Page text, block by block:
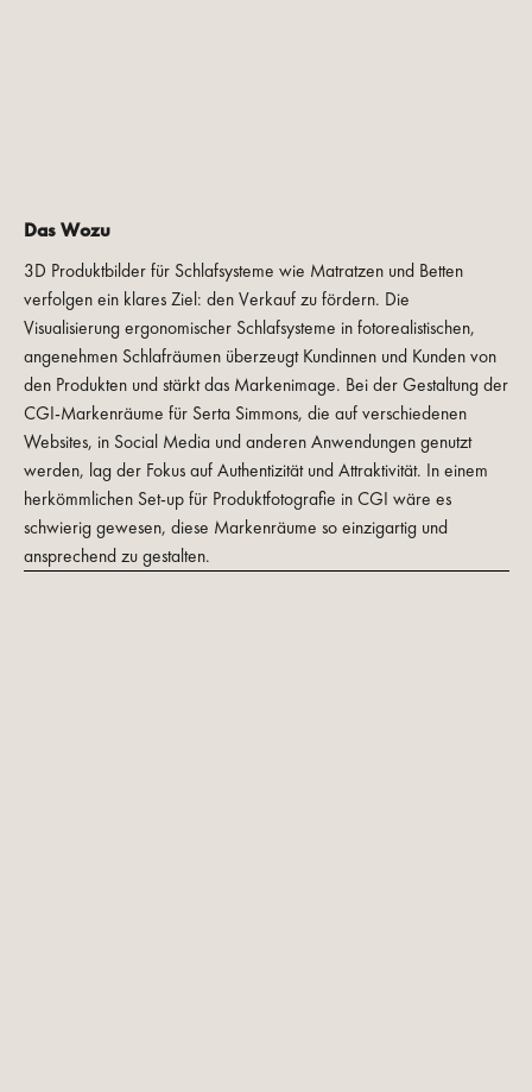
Das Wozu
3D Produktbilder für Schlafsysteme wie Matratzen und Betten
verfolgen ein klares Ziel: den Verkauf zu fördern. Die
Visualisierung ergonomischer Schlafsysteme in fotorealistischen,
angenehmen Schlafräumen überzeugt Kundinnen und Kunden von
den Produkten und stärkt das Markenimage. Bei der Gestaltung der
CGI-Markenräume für Serta Simmons, die auf verschiedenen
Websites, in Social Media und anderen Anwendungen genutzt
werden, lag der Fokus auf Authentizität und Attraktivität. In einem
herkömmlichen Set-up für Produktfotografie in CGI wäre es
schwierig gewesen, diese Markenräume so einzigartig und
ansprechend zu gestalten.